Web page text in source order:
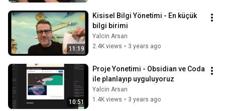
11:19
Kisisel Bilgi Yönetimi - En küçük
bilgi birimi
Yalcin Arsan
2.4K views • 3 years ago
10:51
Proje Yonetimi - Obsidian ve Coda
ile planlayıp uyguluyoruz
Yalcin Arsan
1.4K views • 3 years ago